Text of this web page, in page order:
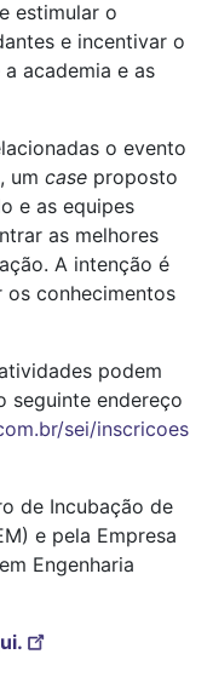
estimular o
e incentivar o
academia e as
o evento
um case proposto
e as equipes
as melhores
A intenção é
os conhecimentos
podem
seguinte endereço
sei/inscricoes
de Incubação de
e pela Empresa
Engenharia